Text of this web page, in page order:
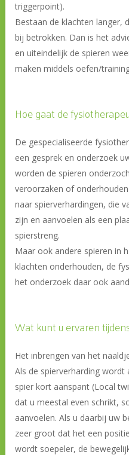
triggerpoint).
Bestaan de klachten langer,
bij betrokken. Dan is het
en uiteindelijk de spieren
maken middels oefen/
Hoe gaat de
De gespecialiseerde
een gesprek en onderzoek
worden de spieren
veroorzaken of
naar spierverhardingen, die
zijn en aanvoelen als een
spierstreng.
Maar ook andere spieren in
klachten onderhouden, de
het onderzoek daar ook
Wat kunt u ervaren
Het inbrengen van het
Als de spierverharding
spier kort aanspant (Local
dat u meestal even schrikt,
aanvoelen. Als u daarbij uw
zeer groot dat het een
wordt soepeler, de